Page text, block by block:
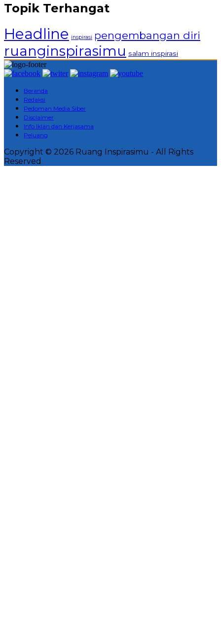
Topik Terhangat
Headline inspirasi pengembangan diri
ruanginspirasimu salam inspirasi
Beranda
Redaksi
Pedoman Media Siber
Disclaimer
Info Iklan dan Kerjasama
Peluang
Copyright © 2026 Ruang Inspirasimu - All Rights
Reserved